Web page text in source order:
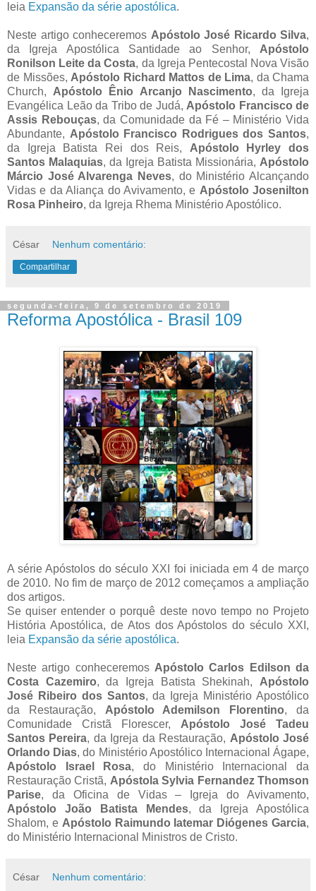
leia Expansão da série apostólica.
Neste artigo conheceremos Apóstolo José Ricardo Silva,
da Igreja Apostólica Santidade ao Senhor, Apóstolo
Ronilson Leite da Costa, da Igreja Pentecostal Nova Visão
de Missões, Apóstolo Richard Mattos de Lima, da Chama
Church, Apóstolo Ênio Arcanjo Nascimento, da Igreja
Evangélica Leão da Tribo de Judá, Apóstolo Francisco de
Assis Rebouças, da Comunidade da Fé – Ministério Vida
Abundante, Apóstolo Francisco Rodrigues dos Santos,
da Igreja Batista Rei dos Reis, Apóstolo Hyrley dos
Santos Malaquias, da Igreja Batista Missionária, Apóstolo
Márcio José Alvarenga Neves, do Ministério Alcançando
Vidas e da Aliança do Avivamento, e Apóstolo Josenilton
Rosa Pinheiro, da Igreja Rhema Ministério Apostólico.
César Nenhum comentário:
Compartilhar
segunda-feira, 9 de setembro de 2019
Reforma Apostólica - Brasil 109
A série Apóstolos do século XXI foi iniciada em 4 de março
de 2010. No fim de março de 2012 começamos a ampliação
dos artigos.
Se quiser entender o porquê deste novo tempo no Projeto
História Apostólica, de Atos dos Apóstolos do século XXI,
leia Expansão da série apostólica.
Neste artigo conheceremos Apóstolo Carlos Edilson da
Costa Cazemiro, da Igreja Batista Shekinah, Apóstolo
José Ribeiro dos Santos, da Igreja Ministério Apostólico
da Restauração, Apóstolo Ademilson Florentino, da
Comunidade Cristã Florescer, Apóstolo José Tadeu
Santos Pereira, da Igreja da Restauração, Apóstolo José
Orlando Dias, do Ministério Apostólico Internacional Ágape,
Apóstolo Israel Rosa, do Ministério Internacional da
Restauração Cristã, Apóstola Sylvia Fernandez Thomson
Parise, da Oficina de Vidas – Igreja do Avivamento,
Apóstolo João Batista Mendes, da Igreja Apostólica
Shalom, e Apóstolo Raimundo Iatemar Diógenes Garcia,
do Ministério Internacional Ministros de Cristo.
César Nenhum comentário: